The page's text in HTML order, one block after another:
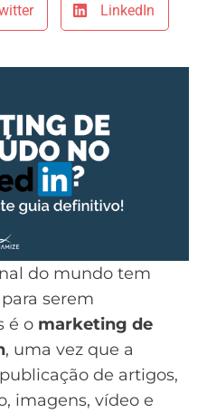
LinkedIn
do mundo tem
serem
é o marketing de
, uma vez que a
de artigos,
imagens, vídeo e